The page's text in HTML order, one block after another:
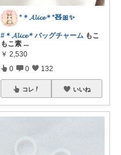
*＊𝓐𝓵𝓲𝓬𝓮＊*🧸🎀✨
#＊𝓐𝓵𝓲𝓬𝓮＊バッグチャーム もこ
もこ素 ...
￥ 2,530
0 0 132
コレ いいね